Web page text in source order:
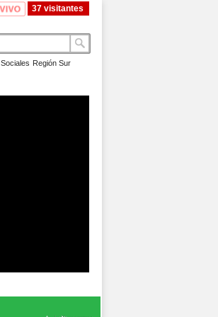
37 visitantes
Sociales Región Sur